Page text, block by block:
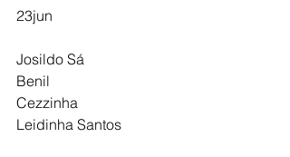
23jun
Josildo Sá
Benil
Cezzinha
Leidinha Santos